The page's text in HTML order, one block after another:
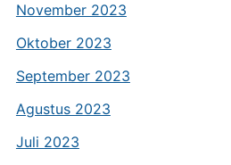
November 2023
Oktober 2023
September 2023
Agustus 2023
Juli 2023